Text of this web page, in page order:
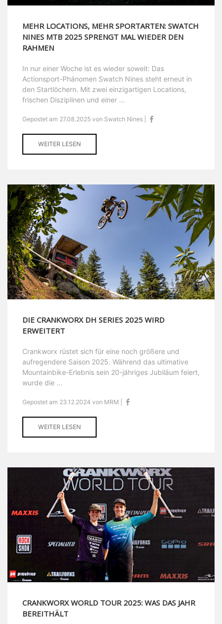
MEHR LOCATIONS, MEHR SPORTARTEN: SWATCH
NINES MTB 2025 SPRENGT MAL WIEDER DEN
RAHMEN
In nur einer Woche ist es wieder soweit: Das
Actionsport-Phänomen Swatch Nines steht erneut in
den Startlöchern. Mit zwei einzigartigen Locations,
frischen Disziplinen und einer ...
Gepostet am 27.08.2025 von Swatch Nines |
WEITER LESEN
DIE CRANKWORX DH SERIES 2025 WIRD
ERWEITERT
Crankworx rüstet sich für eine noch größere und
aufregendere Saison 2025. Während das ultimative
Mountainbike-Erlebnis sein 20-jähriges Jubiläum feiert,
wurde die ...
Gepostet am 23.12.2024 von MRM |
WEITER LESEN
CRANKWORX WORLD TOUR 2025: WAS DAS JAHR
BEREITHÄLT